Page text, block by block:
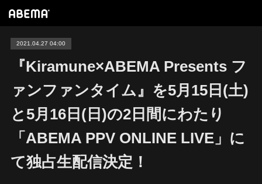
2021.04.27 04:00
『Kiramune×ABEMA Presents フ
ァンファンタイム』を5月15日(土)
と5月16日(日)の2日間にわたり
「ABEMA PPV ONLINE LIVE」に
て独占生配信決定！